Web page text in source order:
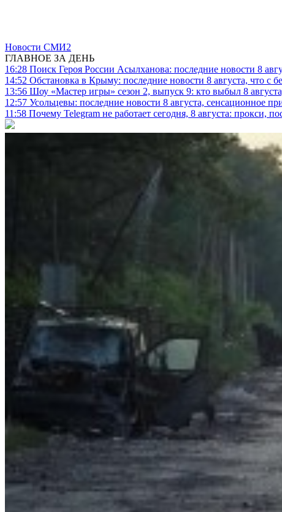
Новости СМИ2
ГЛАВНОЕ ЗА ДЕНЬ
16:28 Поиск Героя России Асылханова: последние новости 8
14:52 Обстановка в Крыму: последние новости 8 августа, что с
13:56 Шоу «Мастер игры» сезон 2, выпуск 9: кто выбыл 8
12:57 Усольцевы: последние новости 8 августа, сенсационное
11:58 Почему Telegram не работает сегодня, 8 августа: прокси,